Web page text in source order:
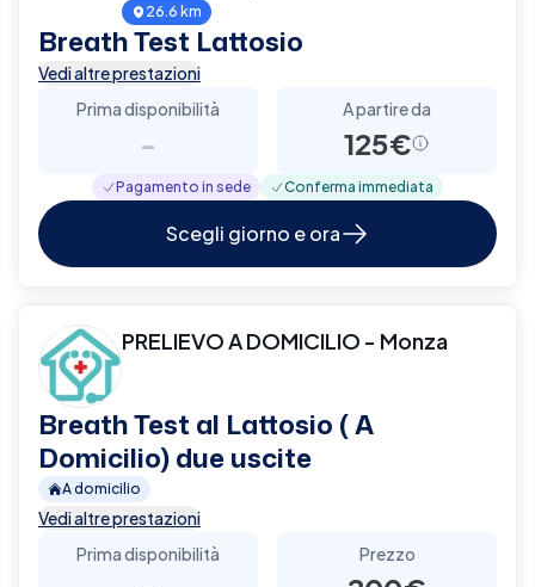
26.6 km
Breath Test Lattosio
Vedi altre prestazioni
Prima disponibilità
-
A partire da
125€
Pagamento in sede Conferma immediata
Scegli giorno e ora
PRELIEVO A DOMICILIO - Monza
Breath Test al Lattosio ( A
Domicilio) due uscite
A domicilio
Vedi altre prestazioni
Prima disponibilità
Prezzo